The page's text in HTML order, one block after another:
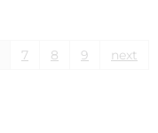
7 8 9 next